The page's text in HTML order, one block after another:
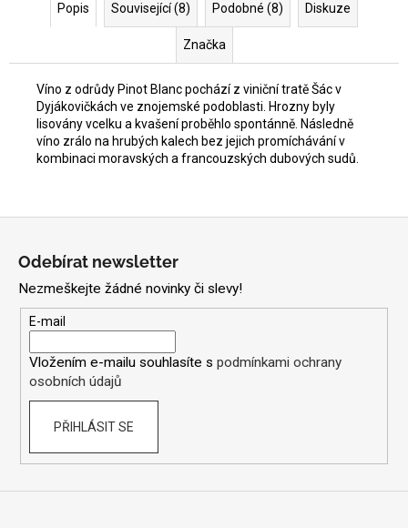
Popis Související (8) Podobné (8) Diskuze
Značka
Víno z odrůdy Pinot Blanc pochází z viniční tratě Šác v
Dyjákovičkách ve znojemské podoblasti. Hrozny byly
lisovány vcelku a kvašení proběhlo spontánně. Následně
víno zrálo na hrubých kalech bez jejich promíchávání v
kombinaci moravských a francouzských dubových sudů.
Odebírat newsletter
Nezmeškejte žádné novinky či slevy!
E-mail
Vložením e-mailu souhlasíte s podmínkami ochrany
osobních údajů
PŘIHLÁSIT SE